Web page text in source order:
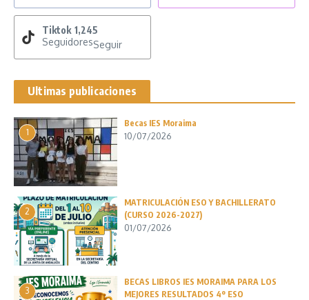
Tiktok 1,245
SeguidoresSeguir
Ultimas publicaciones
1
Becas IES Moraima
10/07/2026
2
MATRICULACIÓN ESO Y BACHILLERATO
(CURSO 2026-2027)
01/07/2026
3
BECAS LIBROS IES MORAIMA PARA LOS
MEJORES RESULTADOS 4º ESO